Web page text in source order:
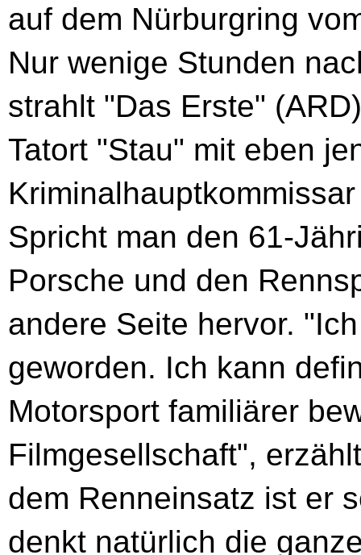
auf dem Nürburgring
Nur wenige Stunden
strahlt "Das Erste"
Tatort "Stau" mit eben
Spricht man den 61-
Porsche und den
andere Seite hervor.
geworden. Ich kann
Motorsport familiärer
Filmgesellschaft",
dem Renneinsatz ist er
denkt natürlich die